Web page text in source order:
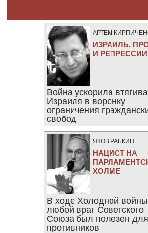
АРТЕМ
ИЗРАИЛЬ.
И РЕПРЕССИИ
Война ускорила
Израиля в воронку
ограничения
свобод
ЯКОВ РАБКИН
НАЦИСТ НА
ХОЛМЕ
В ходе Холодной войны
любой враг Советского
Союза был полезен для
противников